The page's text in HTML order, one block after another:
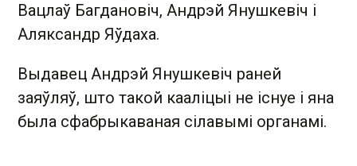
Вацлаў Багдановіч, Андрэй Янушкевіч і
Аляксандр Яўдаха.
Выдавец Андрэй Янушкевіч раней
заяўляў, што такой кааліцыі не існуе і яна
была сфабрыкаваная сілавымі органамі.